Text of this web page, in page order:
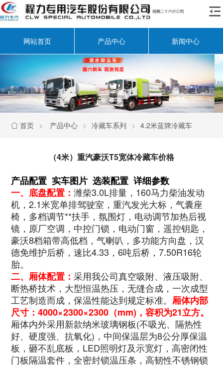

网站首页 产品中心 新闻中心
 首页 > 产品中心 > 冷藏车系列 > 4.2米蓝牌冷藏车
（4米）重汽豪沃T5宽体冷藏车价格
产品配置 实车图片 选装配置 详细参数
一、底盘配置：潍柴3.0L排量，160马力柴油发动
机，2.1米宽单排驾驶室，重汽发光大标，气囊座
椅，多档调节**扶手，氛围灯，电动调节加热后视
镜，原厂空调，中控门锁，电动门窗，遥控钥匙，
豪沃8档箱带高低档，气喇叭，多功能方向盘，汉
德免维护后桥，速比4.33，6吨后桥，7.50R16轮
胎。
二、厢体配置：采用我公司真空吸附、液压吸附、
断热桥技术，大型恒温热压，无缝合成，一次成型
工艺制造而成，保温性能达到规定标准。 厢体内部
尺寸：4000×2300×2300 （mm)，容积为21立方。
厢体内外采用新款纳米玻璃钢板(不吸光、隔热性
好、硬度强、抗氧化)，中间保温层为8公分厚保温
板，砸不乱底板，LED照明灯及示宽灯，高密闭性
门板隔温套件，全密封锁温压条，高韧性不锈钢锁